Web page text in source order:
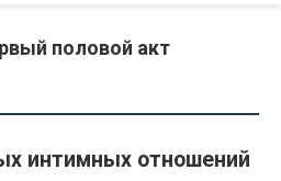
половой акт
интимных отношений